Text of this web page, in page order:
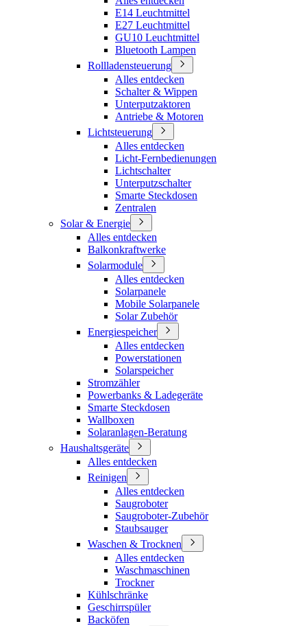
E14 Leuchtmittel
E27 Leuchtmittel
GU10 Leuchtmittel
Bluetooth Lampen
Rollladensteuerung
Alles entdecken
Schalter & Wippen
Unterputzaktoren
Antriebe & Motoren
Lichtsteuerung
Alles entdecken
Licht-Fernbedienungen
Lichtschalter
Unterputzschalter
Smarte Steckdosen
Zentralen
Solar & Energie
Alles entdecken
Balkonkraftwerke
Solarmodule
Alles entdecken
Solarpanele
Mobile Solarpanele
Solar Zubehör
Energiespeicher
Alles entdecken
Powerstationen
Solarspeicher
Stromzähler
Powerbanks & Ladegeräte
Smarte Steckdosen
Wallboxen
Solaranlagen-Beratung
Haushaltsgeräte
Alles entdecken
Reinigen
Alles entdecken
Saugroboter
Saugroboter-Zubehör
Staubsauger
Waschen & Trocknen
Alles entdecken
Waschmaschinen
Trockner
Kühlschränke
Geschirrspüler
Backöfen